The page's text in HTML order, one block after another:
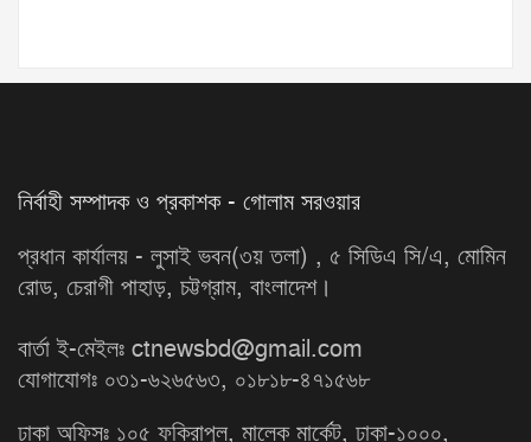
নির্বাহী সম্পাদক ও প্রকাশক - গোলাম সরওয়ার
প্রধান কার্যালয় - লুসাই ভবন(৩য় তলা) , ৫ সিডিএ সি/এ, মোমিন
রোড, চেরাগী পাহাড়, চট্টগ্রাম, বাংলাদেশ।
বার্তা ই-মেইলঃ ctnewsbd@gmail.com
যোগাযোগঃ ০৩১-৬২৬৫৬৩, ০১৮১৮-৪৭১৫৬৮
ঢাকা অফিসঃ ১০৫ ফকিরাপুল, মালেক মার্কেট, ঢাকা-১০০০,